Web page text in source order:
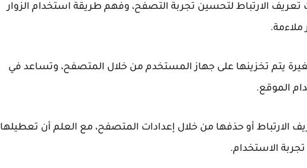
الارتباط لتحسين تجربة التصفح، وفهم طريقة استخدام الزوار
ملاءمة.
يتم تخزينها على جهاز المستخدم من خلال المتصفح، وتساعد في
الموقع.
أو حذفها من خلال إعدادات المتصفح، مع العلم أن تعطيلها
الاستخدام.